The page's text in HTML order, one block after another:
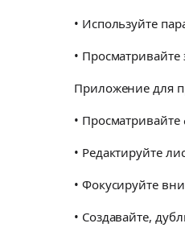
• Используйте
•
Приложение для
•
• Редактируйте
• Фокусируйте
• Создавайте,